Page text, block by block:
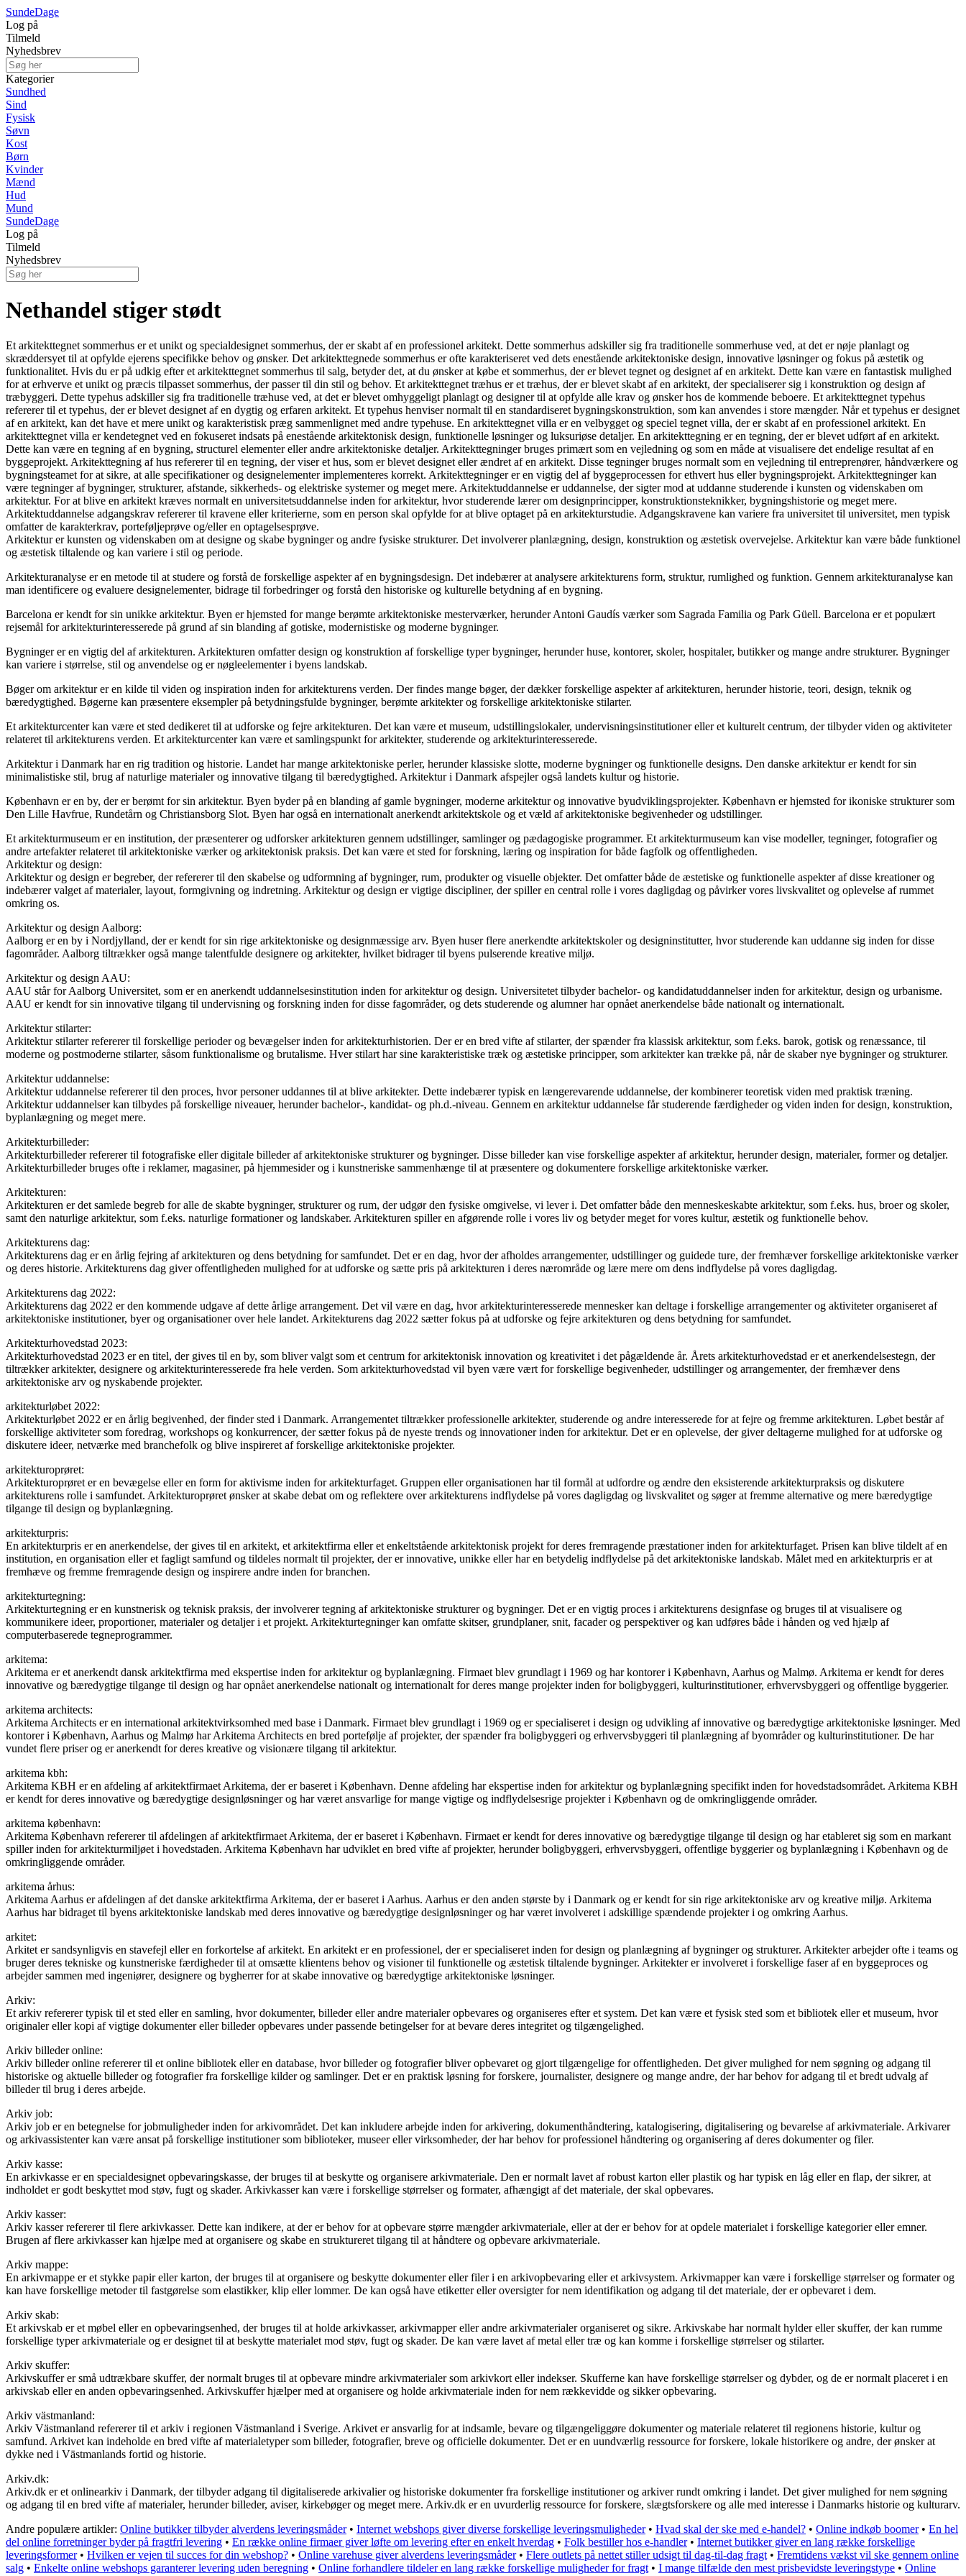
SundeDage
Log på
Tilmeld
Nyhedsbrev
Kategorier
Sundhed
Sind
Fysisk
Søvn
Kost
Børn
Kvinder
Mænd
Hud
Mund
SundeDage
Log på
Tilmeld
Nyhedsbrev
Nethandel stiger stødt
Et arkitekttegnet sommerhus er et unikt og specialdesignet sommerhus, der er skabt af en professionel arkitekt. Dette sommerhus adskiller sig fra traditionelle sommerhuse ved, at det er nøje planlagt og
skræddersyet til at opfylde ejerens specifikke behov og ønsker. Det arkitekttegnede sommerhus er ofte karakteriseret ved dets enestående arkitektoniske design, innovative løsninger og fokus på æstetik og
funktionalitet. Hvis du er på udkig efter et arkitekttegnet sommerhus til salg, betyder det, at du ønsker at købe et sommerhus, der er blevet tegnet og designet af en arkitekt. Dette kan være en fantastisk mulighed
for at erhverve et unikt og præcis tilpasset sommerhus, der passer til din stil og behov. Et arkitekttegnet træhus er et træhus, der er blevet skabt af en arkitekt, der specialiserer sig i konstruktion og design af
træbyggeri. Dette typehus adskiller sig fra traditionelle træhuse ved, at det er blevet omhyggeligt planlagt og designer til at opfylde alle krav og ønsker hos de kommende beboere. Et arkitekttegnet typehus
refererer til et typehus, der er blevet designet af en dygtig og erfaren arkitekt. Et typehus henviser normalt til en standardiseret bygningskonstruktion, som kan anvendes i store mængder. Når et typehus er designet
af en arkitekt, kan det have et mere unikt og karakteristisk præg sammenlignet med andre typehuse. En arkitekttegnet villa er en velbygget og speciel tegnet villa, der er skabt af en professionel arkitekt. En
arkitekttegnet villa er kendetegnet ved en fokuseret indsats på enestående arkitektonisk design, funktionelle løsninger og luksuriøse detaljer. En arkitekttegning er en tegning, der er blevet udført af en arkitekt.
Dette kan være en tegning af en bygning, structurel elementer eller andre arkitektoniske detaljer. Arkitekttegninger bruges primært som en vejledning og som en måde at visualisere det endelige resultat af en
byggeprojekt. Arkitekttegning af hus refererer til en tegning, der viser et hus, som er blevet designet eller ændret af en arkitekt. Disse tegninger bruges normalt som en vejledning til entreprenører, håndværkere og
bygningsteamet for at sikre, at alle specifikationer og designelementer implementeres korrekt. Arkitekttegninger er en vigtig del af byggeprocessen for ethvert hus eller bygningsprojekt. Arkitekttegninger kan
være tegninger af bygninger, strukturer, afstande, sikkerheds- og elektriske systemer og meget mere. Arkitektuddannelse er uddannelse, der sigter mod at uddanne studerende i kunsten og videnskaben om
arkitektur. For at blive en arkitekt kræves normalt en universitetsuddannelse inden for arkitektur, hvor studerende lærer om designprincipper, konstruktionsteknikker, bygningshistorie og meget mere.
Arkitektuddannelse adgangskrav refererer til kravene eller kriterierne, som en person skal opfylde for at blive optaget på en arkitekturstudie. Adgangskravene kan variere fra universitet til universitet, men typisk
omfatter de karakterkrav, porteføljeprøve og/eller en optagelsesprøve.
Arkitektur er kunsten og videnskaben om at designe og skabe bygninger og andre fysiske strukturer. Det involverer planlægning, design, konstruktion og æstetisk overvejelse. Arkitektur kan være både funktionel
og æstetisk tiltalende og kan variere i stil og periode.
Arkitekturanalyse er en metode til at studere og forstå de forskellige aspekter af en bygningsdesign. Det indebærer at analysere arkitekturens form, struktur, rumlighed og funktion. Gennem arkitekturanalyse kan
man identificere og evaluere designelementer, bidrage til forbedringer og forstå den historiske og kulturelle betydning af en bygning.
Barcelona er kendt for sin unikke arkitektur. Byen er hjemsted for mange berømte arkitektoniske mesterværker, herunder Antoni Gaudís værker som Sagrada Familia og Park Güell. Barcelona er et populært
rejsemål for arkitekturinteresserede på grund af sin blanding af gotiske, modernistiske og moderne bygninger.
Bygninger er en vigtig del af arkitekturen. Arkitekturen omfatter design og konstruktion af forskellige typer bygninger, herunder huse, kontorer, skoler, hospitaler, butikker og mange andre strukturer. Bygninger
kan variere i størrelse, stil og anvendelse og er nøgleelementer i byens landskab.
Bøger om arkitektur er en kilde til viden og inspiration inden for arkitekturens verden. Der findes mange bøger, der dækker forskellige aspekter af arkitekturen, herunder historie, teori, design, teknik og
bæredygtighed. Bøgerne kan præsentere eksempler på betydningsfulde bygninger, berømte arkitekter og forskellige arkitektoniske stilarter.
Et arkitekturcenter kan være et sted dedikeret til at udforske og fejre arkitekturen. Det kan være et museum, udstillingslokaler, undervisningsinstitutioner eller et kulturelt centrum, der tilbyder viden og aktiviteter
relateret til arkitekturens verden. Et arkitekturcenter kan være et samlingspunkt for arkitekter, studerende og arkitekturinteresserede.
Arkitektur i Danmark har en rig tradition og historie. Landet har mange arkitektoniske perler, herunder klassiske slotte, moderne bygninger og funktionelle designs. Den danske arkitektur er kendt for sin
minimalistiske stil, brug af naturlige materialer og innovative tilgang til bæredygtighed. Arkitektur i Danmark afspejler også landets kultur og historie.
København er en by, der er berømt for sin arkitektur. Byen byder på en blanding af gamle bygninger, moderne arkitektur og innovative byudviklingsprojekter. København er hjemsted for ikoniske strukturer som
Den Lille Havfrue, Rundetårn og Christiansborg Slot. Byen har også en internationalt anerkendt arkitektskole og et væld af arkitektoniske begivenheder og udstillinger.
Et arkitekturmuseum er en institution, der præsenterer og udforsker arkitekturen gennem udstillinger, samlinger og pædagogiske programmer. Et arkitekturmuseum kan vise modeller, tegninger, fotografier og
andre artefakter relateret til arkitektoniske værker og arkitektonisk praksis. Det kan være et sted for forskning, læring og inspiration for både fagfolk og offentligheden.
Arkitektur og design:
Arkitektur og design er begreber, der refererer til den skabelse og udformning af bygninger, rum, produkter og visuelle objekter. Det omfatter både de æstetiske og funktionelle aspekter af disse kreationer og
indebærer valget af materialer, layout, formgivning og indretning. Arkitektur og design er vigtige discipliner, der spiller en central rolle i vores dagligdag og påvirker vores livskvalitet og oplevelse af rummet
omkring os.
Arkitektur og design Aalborg:
Aalborg er en by i Nordjylland, der er kendt for sin rige arkitektoniske og designmæssige arv. Byen huser flere anerkendte arkitektskoler og designinstitutter, hvor studerende kan uddanne sig inden for disse
fagområder. Aalborg tiltrækker også mange talentfulde designere og arkitekter, hvilket bidrager til byens pulserende kreative miljø.
Arkitektur og design AAU:
AAU står for Aalborg Universitet, som er en anerkendt uddannelsesinstitution inden for arkitektur og design. Universitetet tilbyder bachelor- og kandidatuddannelser inden for arkitektur, design og urbanisme.
AAU er kendt for sin innovative tilgang til undervisning og forskning inden for disse fagområder, og dets studerende og alumner har opnået anerkendelse både nationalt og internationalt.
Arkitektur stilarter:
Arkitektur stilarter refererer til forskellige perioder og bevægelser inden for arkitekturhistorien. Der er en bred vifte af stilarter, der spænder fra klassisk arkitektur, som f.eks. barok, gotisk og renæssance, til
moderne og postmoderne stilarter, såsom funktionalisme og brutalisme. Hver stilart har sine karakteristiske træk og æstetiske principper, som arkitekter kan trække på, når de skaber nye bygninger og strukturer.
Arkitektur uddannelse:
Arkitektur uddannelse refererer til den proces, hvor personer uddannes til at blive arkitekter. Dette indebærer typisk en længerevarende uddannelse, der kombinerer teoretisk viden med praktisk træning.
Arkitektur uddannelser kan tilbydes på forskellige niveauer, herunder bachelor-, kandidat- og ph.d.-niveau. Gennem en arkitektur uddannelse får studerende færdigheder og viden inden for design, konstruktion,
byplanlægning og meget mere.
Arkitekturbilleder:
Arkitekturbilleder refererer til fotografiske eller digitale billeder af arkitektoniske strukturer og bygninger. Disse billeder kan vise forskellige aspekter af arkitektur, herunder design, materialer, former og detaljer.
Arkitekturbilleder bruges ofte i reklamer, magasiner, på hjemmesider og i kunstneriske sammenhænge til at præsentere og dokumentere forskellige arkitektoniske værker.
Arkitekturen:
Arkitekturen er det samlede begreb for alle de skabte bygninger, strukturer og rum, der udgør den fysiske omgivelse, vi lever i. Det omfatter både den menneskeskabte arkitektur, som f.eks. hus, broer og skoler,
samt den naturlige arkitektur, som f.eks. naturlige formationer og landskaber. Arkitekturen spiller en afgørende rolle i vores liv og betyder meget for vores kultur, æstetik og funktionelle behov.
Arkitekturens dag:
Arkitekturens dag er en årlig fejring af arkitekturen og dens betydning for samfundet. Det er en dag, hvor der afholdes arrangementer, udstillinger og guidede ture, der fremhæver forskellige arkitektoniske værker
og deres historie. Arkitekturens dag giver offentligheden mulighed for at udforske og sætte pris på arkitekturen i deres nærområde og lære mere om dens indflydelse på vores dagligdag.
Arkitekturens dag 2022:
Arkitekturens dag 2022 er den kommende udgave af dette årlige arrangement. Det vil være en dag, hvor arkitekturinteresserede mennesker kan deltage i forskellige arrangementer og aktiviteter organiseret af
arkitektoniske institutioner, byer og organisationer over hele landet. Arkitekturens dag 2022 sætter fokus på at udforske og fejre arkitekturen og dens betydning for samfundet.
Arkitekturhovedstad 2023:
Arkitekturhovedstad 2023 er en titel, der gives til en by, som bliver valgt som et centrum for arkitektonisk innovation og kreativitet i det pågældende år. Årets arkitekturhovedstad er et anerkendelsestegn, der
tiltrækker arkitekter, designere og arkitekturinteresserede fra hele verden. Som arkitekturhovedstad vil byen være vært for forskellige begivenheder, udstillinger og arrangementer, der fremhæver dens
arkitektoniske arv og nyskabende projekter.
arkitekturløbet 2022:
Arkitekturløbet 2022 er en årlig begivenhed, der finder sted i Danmark. Arrangementet tiltrækker professionelle arkitekter, studerende og andre interesserede for at fejre og fremme arkitekturen. Løbet består af
forskellige aktiviteter som foredrag, workshops og konkurrencer, der sætter fokus på de nyeste trends og innovationer inden for arkitektur. Det er en oplevelse, der giver deltagerne mulighed for at udforske og
diskutere ideer, netværke med branchefolk og blive inspireret af forskellige arkitektoniske projekter.
arkitekturoprøret:
Arkitekturoprøret er en bevægelse eller en form for aktivisme inden for arkitekturfaget. Gruppen eller organisationen har til formål at udfordre og ændre den eksisterende arkitekturpraksis og diskutere
arkitekturens rolle i samfundet. Arkitekturoprøret ønsker at skabe debat om og reflektere over arkitekturens indflydelse på vores dagligdag og livskvalitet og søger at fremme alternative og mere bæredygtige
tilgange til design og byplanlægning.
arkitekturpris:
En arkitekturpris er en anerkendelse, der gives til en arkitekt, et arkitektfirma eller et enkeltstående arkitektonisk projekt for deres fremragende præstationer inden for arkitekturfaget. Prisen kan blive tildelt af en
institution, en organisation eller et fagligt samfund og tildeles normalt til projekter, der er innovative, unikke eller har en betydelig indflydelse på det arkitektoniske landskab. Målet med en arkitekturpris er at
fremhæve og fremme fremragende design og inspirere andre inden for branchen.
arkitekturtegning:
Arkitekturtegning er en kunstnerisk og teknisk praksis, der involverer tegning af arkitektoniske strukturer og bygninger. Det er en vigtig proces i arkitekturens designfase og bruges til at visualisere og
kommunikere ideer, proportioner, materialer og detaljer i et projekt. Arkitekturtegninger kan omfatte skitser, grundplaner, snit, facader og perspektiver og kan udføres både i hånden og ved hjælp af
computerbaserede tegneprogrammer.
arkitema:
Arkitema er et anerkendt dansk arkitektfirma med ekspertise inden for arkitektur og byplanlægning. Firmaet blev grundlagt i 1969 og har kontorer i København, Aarhus og Malmø. Arkitema er kendt for deres
innovative og bæredygtige tilgange til design og har opnået anerkendelse nationalt og internationalt for deres mange projekter inden for boligbyggeri, kulturinstitutioner, erhvervsbyggeri og offentlige byggerier.
arkitema architects:
Arkitema Architects er en international arkitektvirksomhed med base i Danmark. Firmaet blev grundlagt i 1969 og er specialiseret i design og udvikling af innovative og bæredygtige arkitektoniske løsninger. Med
kontorer i København, Aarhus og Malmø har Arkitema Architects en bred portefølje af projekter, der spænder fra boligbyggeri og erhvervsbyggeri til planlægning af byområder og kulturinstitutioner. De har
vundet flere priser og er anerkendt for deres kreative og visionære tilgang til arkitektur.
arkitema kbh:
Arkitema KBH er en afdeling af arkitektfirmaet Arkitema, der er baseret i København. Denne afdeling har ekspertise inden for arkitektur og byplanlægning specifikt inden for hovedstadsområdet. Arkitema KBH
er kendt for deres innovative og bæredygtige designløsninger og har været ansvarlige for mange vigtige og indflydelsesrige projekter i København og de omkringliggende områder.
arkitema københavn:
Arkitema København refererer til afdelingen af arkitektfirmaet Arkitema, der er baseret i København. Firmaet er kendt for deres innovative og bæredygtige tilgange til design og har etableret sig som en markant
spiller inden for arkitekturmiljøet i hovedstaden. Arkitema København har udviklet en bred vifte af projekter, herunder boligbyggeri, erhvervsbyggeri, offentlige byggerier og byplanlægning i København og de
omkringliggende områder.
arkitema århus:
Arkitema Aarhus er afdelingen af det danske arkitektfirma Arkitema, der er baseret i Aarhus. Aarhus er den anden største by i Danmark og er kendt for sin rige arkitektoniske arv og kreative miljø. Arkitema
Aarhus har bidraget til byens arkitektoniske landskab med deres innovative og bæredygtige designløsninger og har været involveret i adskillige spændende projekter i og omkring Aarhus.
arkitet:
Arkitet er sandsynligvis en stavefejl eller en forkortelse af arkitekt. En arkitekt er en professionel, der er specialiseret inden for design og planlægning af bygninger og strukturer. Arkitekter arbejder ofte i teams og
bruger deres tekniske og kunstneriske færdigheder til at omsætte klientens behov og visioner til funktionelle og æstetisk tiltalende bygninger. Arkitekter er involveret i forskellige faser af en byggeproces og
arbejder sammen med ingeniører, designere og bygherrer for at skabe innovative og bæredygtige arkitektoniske løsninger.
Arkiv:
Et arkiv refererer typisk til et sted eller en samling, hvor dokumenter, billeder eller andre materialer opbevares og organiseres efter et system. Det kan være et fysisk sted som et bibliotek eller et museum, hvor
originaler eller kopi af vigtige dokumenter eller billeder opbevares under passende betingelser for at bevare deres integritet og tilgængelighed.
Arkiv billeder online:
Arkiv billeder online refererer til et online bibliotek eller en database, hvor billeder og fotografier bliver opbevaret og gjort tilgængelige for offentligheden. Det giver mulighed for nem søgning og adgang til
historiske og aktuelle billeder og fotografier fra forskellige kilder og samlinger. Det er en praktisk løsning for forskere, journalister, designere og mange andre, der har behov for adgang til et bredt udvalg af
billeder til brug i deres arbejde.
Arkiv job:
Arkiv job er en betegnelse for jobmuligheder inden for arkivområdet. Det kan inkludere arbejde inden for arkivering, dokumenthåndtering, katalogisering, digitalisering og bevarelse af arkivmateriale. Arkivarer
og arkivassistenter kan være ansat på forskellige institutioner som biblioteker, museer eller virksomheder, der har behov for professionel håndtering og organisering af deres dokumenter og filer.
Arkiv kasse:
En arkivkasse er en specialdesignet opbevaringskasse, der bruges til at beskytte og organisere arkivmateriale. Den er normalt lavet af robust karton eller plastik og har typisk en låg eller en flap, der sikrer, at
indholdet er godt beskyttet mod støv, fugt og skader. Arkivkasser kan være i forskellige størrelser og formater, afhængigt af det materiale, der skal opbevares.
Arkiv kasser:
Arkiv kasser refererer til flere arkivkasser. Dette kan indikere, at der er behov for at opbevare større mængder arkivmateriale, eller at der er behov for at opdele materialet i forskellige kategorier eller emner.
Brugen af flere arkivkasser kan hjælpe med at organisere og skabe en struktureret tilgang til at håndtere og opbevare arkivmateriale.
Arkiv mappe:
En arkivmappe er et stykke papir eller karton, der bruges til at organisere og beskytte dokumenter eller filer i en arkivopbevaring eller et arkivsystem. Arkivmapper kan være i forskellige størrelser og formater og
kan have forskellige metoder til fastgørelse som elastikker, klip eller lommer. De kan også have etiketter eller oversigter for nem identifikation og adgang til det materiale, der er opbevaret i dem.
Arkiv skab:
Et arkivskab er et møbel eller en opbevaringsenhed, der bruges til at holde arkivkasser, arkivmapper eller andre arkivmaterialer organiseret og sikre. Arkivskabe har normalt hylder eller skuffer, der kan rumme
forskellige typer arkivmateriale og er designet til at beskytte materialet mod støv, fugt og skader. De kan være lavet af metal eller træ og kan komme i forskellige størrelser og stilarter.
Arkiv skuffer:
Arkivskuffer er små udtrækbare skuffer, der normalt bruges til at opbevare mindre arkivmaterialer som arkivkort eller indekser. Skufferne kan have forskellige størrelser og dybder, og de er normalt placeret i en
arkivskab eller en anden opbevaringsenhed. Arkivskuffer hjælper med at organisere og holde arkivmateriale inden for nem rækkevidde og sikker opbevaring.
Arkiv västmanland:
Arkiv Västmanland refererer til et arkiv i regionen Västmanland i Sverige. Arkivet er ansvarlig for at indsamle, bevare og tilgængeliggøre dokumenter og materiale relateret til regionens historie, kultur og
samfund. Arkivet kan indeholde en bred vifte af materialetyper som billeder, fotografier, breve og officielle dokumenter. Det er en uundværlig ressource for forskere, lokale historikere og andre, der ønsker at
dykke ned i Västmanlands fortid og historie.
Arkiv.dk:
Arkiv.dk er et onlinearkiv i Danmark, der tilbyder adgang til digitaliserede arkivalier og historiske dokumenter fra forskellige institutioner og arkiver rundt omkring i landet. Det giver mulighed for nem søgning
og adgang til en bred vifte af materialer, herunder billeder, aviser, kirkebøger og meget mere. Arkiv.dk er en uvurderlig ressource for forskere, slægtsforskere og alle med interesse i Danmarks historie og kulturarv.
Andre populære artikler: Online butikker tilbyder alverdens leveringsmåder• Internet webshops giver diverse forskellige leveringsmuligheder• Hvad skal der ske med e-handel? • Online indkøb boomer• En hel
del online forretninger byder på fragtfri levering • En række online firmaer giver løfte om levering efter en enkelt hverdag • Folk bestiller hos e-handler• Internet butikker giver en lang række forskellige
leveringsformer• Hvilken er vejen til succes for din webshop? • Online varehuse giver alverdens leveringsmåder• Flere outlets på nettet stiller udsigt til dag-til-dag fragt • Fremtidens vækst vil ske gennem online
salg • Enkelte online webshops garanterer levering uden beregning • Online forhandlere tildeler en lang række forskellige muligheder for fragt • I mange tilfælde den mest prisbevidste leveringstype • Online